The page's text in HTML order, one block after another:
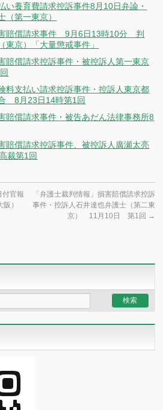
い養育費請求控訴事件8月10日弁論・
（第一東京）
害賠償請求事件 9月6日13時10分 判
京）「大量懲戒事件」
賠償請求控訴事件・被控訴人第一東京
料支払い請求控訴事件・控訴人東京都
8月23日14時第1回
賠償請求事件・被告あだん法律事務所8
賠償請求控訴事件、被控訴人廣瀬太亮
裁第1回
付官報
）
「弁護士裁判情報」損害賠償請求控訴
事件・控訴人石井達也弁護士（第二東
京） 11月10日 第1回 →